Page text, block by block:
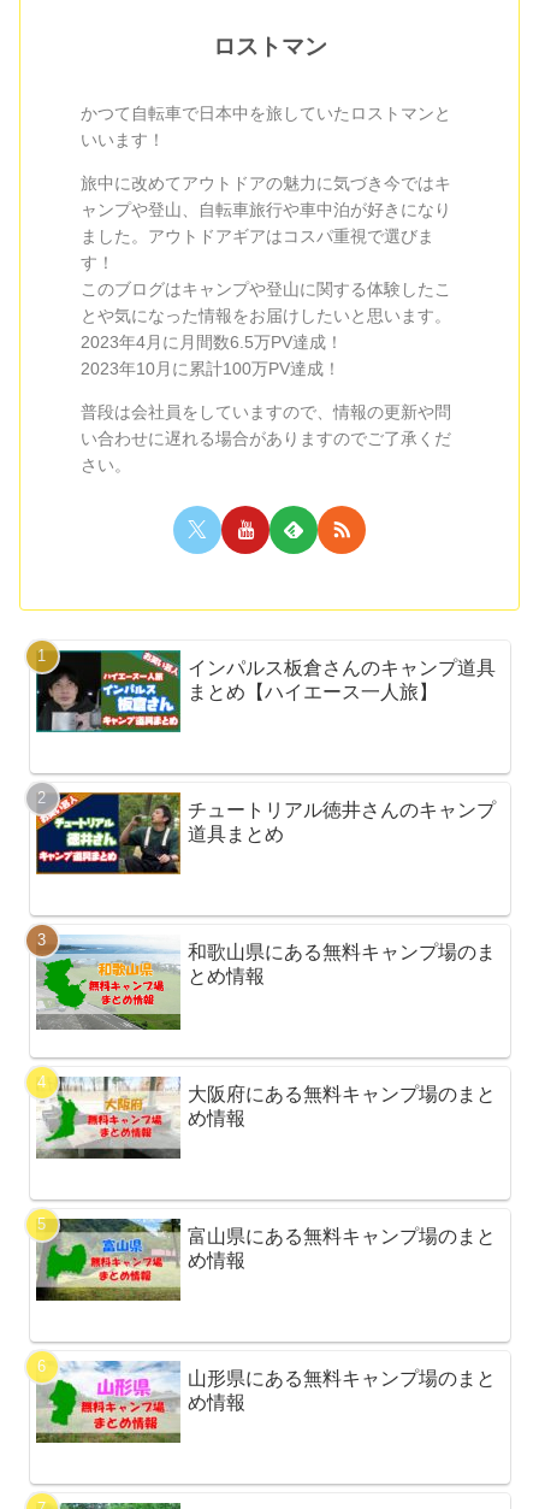
ロストマン
かつて自転車で日本中を旅していたロストマンと
いいます！
旅中に改めてアウトドアの魅力に気づき今ではキ
ャンプや登山、自転車旅行や車中泊が好きになり
ました。アウトドアギアはコスパ重視で選びま
す！
このブログはキャンプや登山に関する体験したこ
とや気になった情報をお届けしたいと思います。
2023年4月に月間数6.5万PV達成！
2023年10月に累計100万PV達成！
普段は会社員をしていますので、情報の更新や問
い合わせに遅れる場合がありますのでご了承くだ
さい。
インパルス板倉さんのキャンプ道具
まとめ【ハイエース一人旅】
チュートリアル徳井さんのキャンプ
道具まとめ
和歌山県にある無料キャンプ場のま
とめ情報
大阪府にある無料キャンプ場のまと
め情報
富山県にある無料キャンプ場のまと
め情報
山形県にある無料キャンプ場のまと
め情報